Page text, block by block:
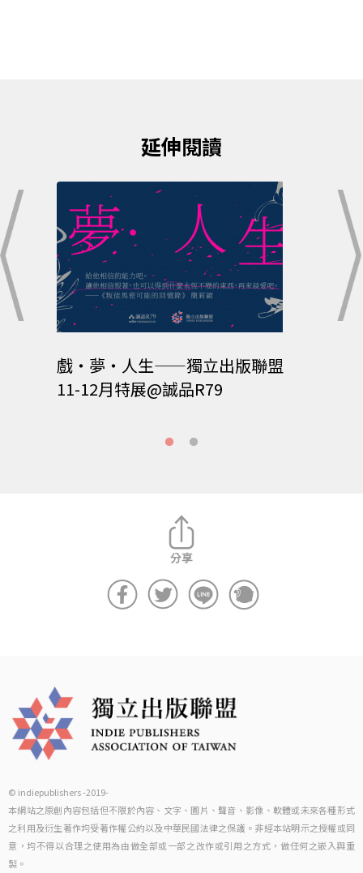
延伸閱讀
戲‧夢‧人生——獨立出版聯盟
11-12月特展@誠品R79
© indiepublishers -2019-
本網站之原創內容包括但不限於內容、文字、圖片、聲音、影像、軟體或未來各種形式
之利用及衍生著作均受著作權公約以及中華民國法律之保護。非經本站明示之授權或同
意，均不得以合理之使用為由做全部或一部之改作或引用之方式，做任何之嵌入與重
製。